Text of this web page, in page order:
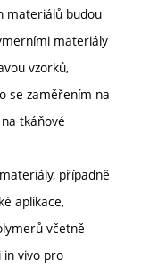
materiálů budou
materiály
vzorků,
se zaměřením na
tkáňové
případně
aplikace,
včetně
vivo pro